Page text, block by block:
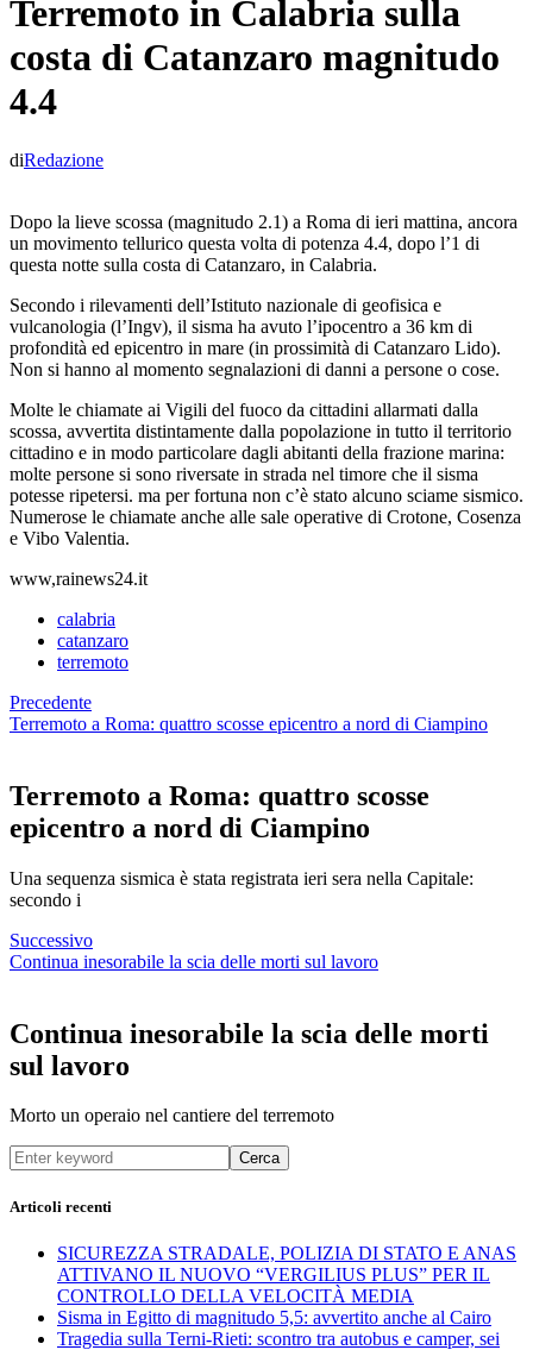
Terremoto in Calabria sulla
costa di Catanzaro magnitudo
4.4
diRedazione
Dopo la lieve scossa (magnitudo 2.1) a Roma di ieri mattina, ancora
un movimento tellurico questa volta di potenza 4.4, dopo l’1 di
questa notte sulla costa di Catanzaro, in Calabria.
Secondo i rilevamenti dell’Istituto nazionale di geofisica e
vulcanologia (l’Ingv), il sisma ha avuto l’ipocentro a 36 km di
profondità ed epicentro in mare (in prossimità di Catanzaro Lido).
Non si hanno al momento segnalazioni di danni a persone o cose.
Molte le chiamate ai Vigili del fuoco da cittadini allarmati dalla
scossa, avvertita distintamente dalla popolazione in tutto il territorio
cittadino e in modo particolare dagli abitanti della frazione marina:
molte persone si sono riversate in strada nel timore che il sisma
potesse ripetersi. ma per fortuna non c’è stato alcuno sciame sismico.
Numerose le chiamate anche alle sale operative di Crotone, Cosenza
e Vibo Valentia.
www,rainews24.it
calabria
catanzaro
terremoto
Precedente
Terremoto a Roma: quattro scosse epicentro a nord di Ciampino
Terremoto a Roma: quattro scosse
epicentro a nord di Ciampino
Una sequenza sismica è stata registrata ieri sera nella Capitale:
secondo i
Successivo
Continua inesorabile la scia delle morti sul lavoro
Continua inesorabile la scia delle morti
sul lavoro
Morto un operaio nel cantiere del terremoto
Cerca
Articoli recenti
SICUREZZA STRADALE, POLIZIA DI STATO E ANAS
ATTIVANO IL NUOVO “VERGILIUS PLUS” PER IL
CONTROLLO DELLA VELOCITÀ MEDIA
Sisma in Egitto di magnitudo 5,5: avvertito anche al Cairo
Tragedia sulla Terni-Rieti: scontro tra autobus e camper, sei